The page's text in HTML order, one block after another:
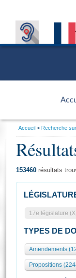
Présidence
577 députés
Groupes
Séance
Commissions
Europe et
Général
Rôle et
Organisation
Présidence
Visiter
Visite
Assister à une
Vous
Accueil Recherche
153460 résultats
17e législature
TYPES DE
Amendements
Propositions